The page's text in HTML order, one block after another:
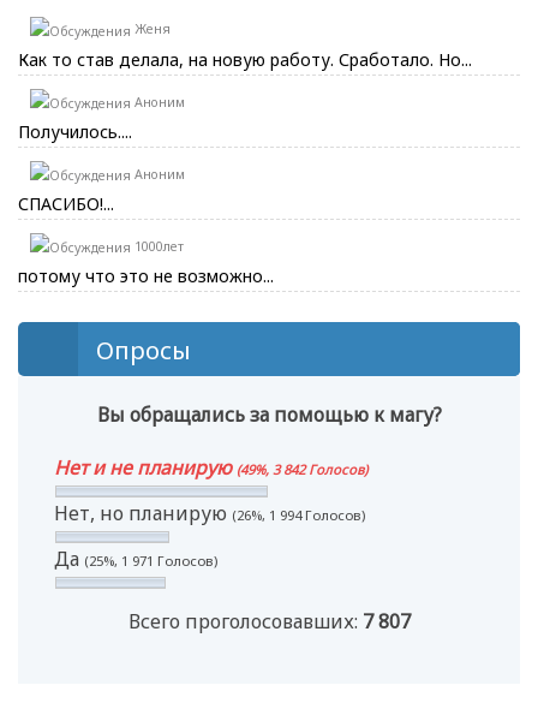
Женя
Как то став делала, на новую работу. Сработало. Но...
Аноним
Получилось....
Аноним
СПАСИБО!...
1000лет
потому что это не возможно...
Опросы
Вы обращались за помощью к магу?
Нет и не планирую (49%, 3 842 Голосов)
Нет, но планирую (26%, 1 994 Голосов)
Да (25%, 1 971 Голосов)
Всего проголосовавших: 7 807